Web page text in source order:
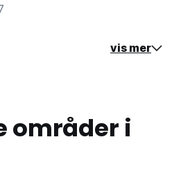
vis mer
områder i